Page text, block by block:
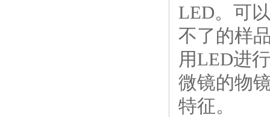
LED。可
不了的样
用LED进
微镜的物
特征。